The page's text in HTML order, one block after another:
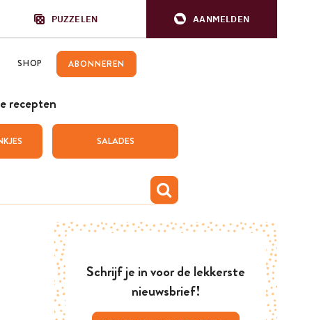
PUZZELEN AANMELDEN
SHOP ABONNEREN
recepten
SALADES
Schrijf je in voor de lekkerste
nieuwsbrief!